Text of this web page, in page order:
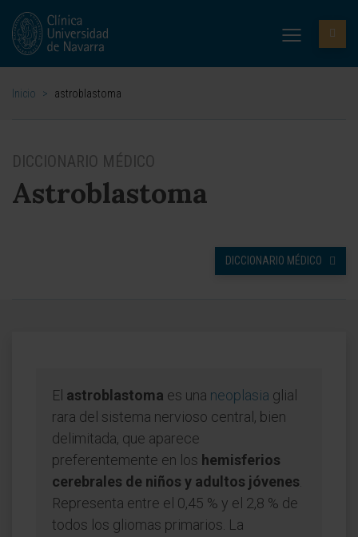
Inicio > astroblastoma
DICCIONARIO MÉDICO
Astroblastoma
DICCIONARIO MÉDICO
El astroblastoma es una neoplasia glial
rara del sistema nervioso central, bien
delimitada, que aparece
preferentemente en los hemisferios
cerebrales de niños y adultos jóvenes
Representa entre el 0,45 % y el 2,8 % de
todos los gliomas primarios. La